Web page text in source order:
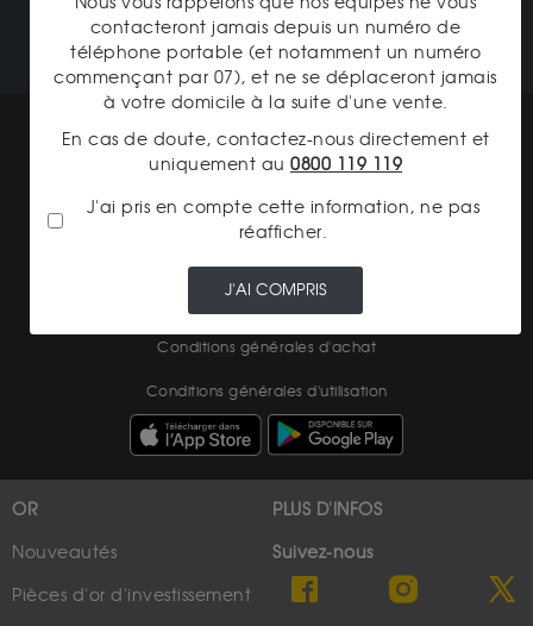
NOTRE CATALOGUE
CGV Gardienor
Cookies
Conditions générales d'achat
Conditions générales d'utilisation
OR
Nouveautés
Pièces d'or d'investissement
PLUS D'INFOS
Suivez-nous
contacteront jamais depuis un numéro de
téléphone portable (et notamment un numéro
commençant par 07), et ne se déplaceront jamais
à votre domicile à la suite d'une vente.
En cas de doute, contactez-nous directement et
uniquement au 0800 119 119
J'ai pris en compte cette information, ne pas
réafficher.
J'AI COMPRIS